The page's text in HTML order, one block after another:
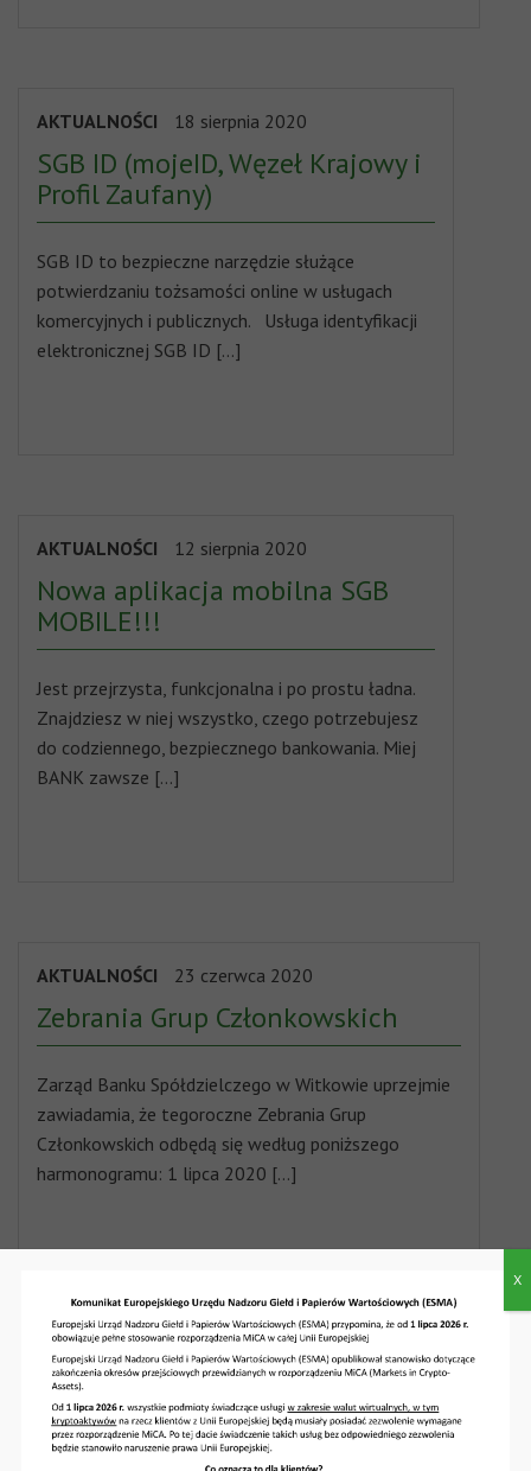
AKTUALNOŚCI 18 sierpnia 2020
SGB ID (mojeID, Węzeł Krajowy i
Profil Zaufany)
SGB ID to bezpieczne narzędzie służące
potwierdzaniu tożsamości online w usługach
komercyjnych i publicznych. Usługa identyfikacji
elektronicznej SGB ID […]
AKTUALNOŚCI 12 sierpnia 2020
Nowa aplikacja mobilna SGB
MOBILE!!!
Jest przejrzysta, funkcjonalna i po prostu ładna.
Znajdziesz w niej wszystko, czego potrzebujesz
do codziennego, bezpiecznego bankowania. Miej
BANK zawsze […]
AKTUALNOŚCI 23 czerwca 2020
Zebrania Grup Członkowskich
Zarząd Banku Spółdzielczego w Witkowie uprzejmie
zawiadamia, że tegoroczne Zebrania Grup
Członkowskich odbędą się według poniższego
harmonogramu: 1 lipca 2020 […]
AKTUALNOŚCI 16 czerwca 2020
Przerwy w dostępie do usługi
Internet Banking.
X